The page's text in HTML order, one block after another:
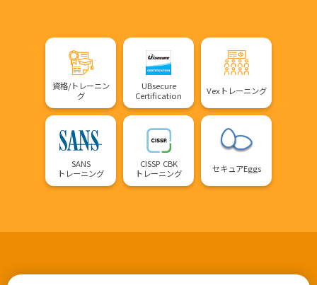
資格/トレーニン
グ
UBsecure
Certification
Vexトレーニング
SANS
トレーニング
CISSP CBK
トレーニング
セキュアEggs